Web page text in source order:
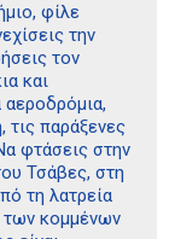
φίλε
την
τον
και
αεροδρόμια,
τις παράξενες
φτάσεις στην
Τσάβες, στη
τη λατρεία
των κομμένων